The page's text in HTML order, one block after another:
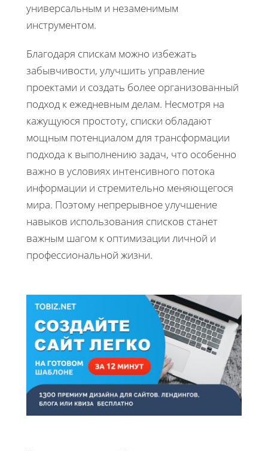
универсальным и незаменимым
инструментом.
Благодаря спискам можно избежать
забывчивости, улучшить управление
проектами и создать более организованный
подход к ежедневным делам. Несмотря на
кажущуюся простоту, списки обладают
мощным потенциалом для трансформации
подхода к выполнению задач, что особенно
важно в условиях интенсивного потока
информации и стремительно меняющегося
мира. Поэтому непрерывное улучшение
навыков использования списков станет
важным шагом к оптимизации личной и
профессиональной жизни.